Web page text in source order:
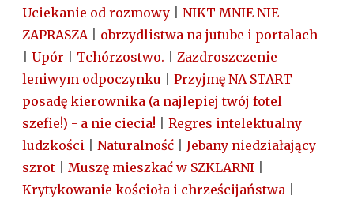
Uciekanie od rozmowy
NIKT MNIE NIE
ZAPRASZA| obrzydlistwa na jutube i portalach
Upór Tchórzostwo.
Zazdroszczenie
leniwym odpoczynku
Przyjmę NA START
posadę kierownika (a najlepiej twój fotel
szefie!) - a nie ciecia!
Regres intelektualny
ludzkości
Naturalność
Jebany niedziałający
szrot
Muszę mieszkać w SZKLARNI
Krytykowanie kościoła i chrześcijaństwa